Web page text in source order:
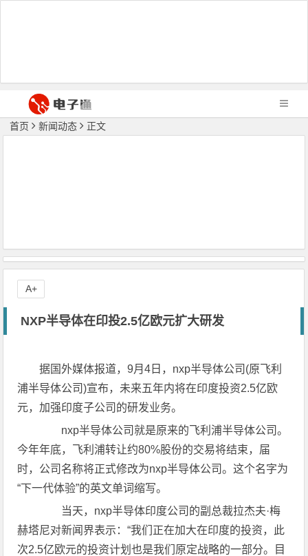
首页 新闻动态 正文
NXP半导体在印投2.5亿欧元扩大研发
据国外媒体报道，9月4日，nxp半导体公司(原飞利
浦半导体公司)宣布，未来五年内将在印度投资2.5亿欧
元，加强印度子公司的研发业务。
nxp半导体公司就是原来的飞利浦半导体公司。
今年年底，飞利浦转让约80%股份的交易将结束，届
时，公司名称将正式修改为nxp半导体公司。这个名字为
“下一代体验”的英文单词缩写。
当天，nxp半导体印度公司的副总裁拉杰夫·梅
赫塔尼对新闻界表示：“我们正在加大在印度的投资，此
次2.5亿欧元的投资计划也是我们原定战略的一部分。目
A+